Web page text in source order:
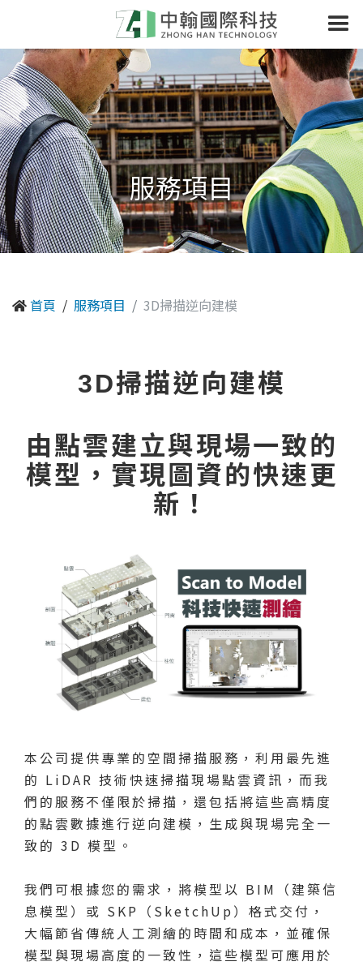
服務項目
首頁 服務項目 3D掃描逆向建模
3D掃描逆向建模
由點雲建立與現場一致的
模型，實現圖資的快速更
新！
本公司提供專業的空間掃描服務，利用最先進
的 LiDAR 技術快速掃描現場點雲資訊，而我
們的服務不僅限於掃描，還包括將這些高精度
的點雲數據進行逆向建模，生成與現場完全一
致的 3D 模型。
我們可根據您的需求，將模型以 BIM（建築信
息模型）或 SKP（SketchUp）格式交付，
大幅節省傳統人工測繪的時間和成本，並確保
模型與現場高度的一致性，這些模型可應用於